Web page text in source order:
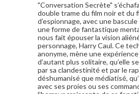
"Conversation Secrète"
double trame du film noir et du
d’espionnage, avec une
une forme de fantastique
nous fait épouser la vision
personnage, Harry Caul. Ce
anonyme, mène une
d’autant plus solitaire, qu’elle
par sa clandestinité et par le
déshumanisé que médiatisé,
avec ses proies ou ses